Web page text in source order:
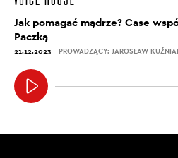
Jak pomagać mądrze? Case
Paczką
21.12.2023 PROWADZĄCY: JAROSŁAW